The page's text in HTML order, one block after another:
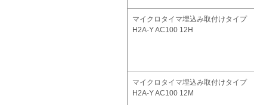
マイクロタイマ埋込み取付けタイプ
H2A-Y AC100 12H
マイクロタイマ埋込み取付けタイプ
H2A-Y AC100 12M